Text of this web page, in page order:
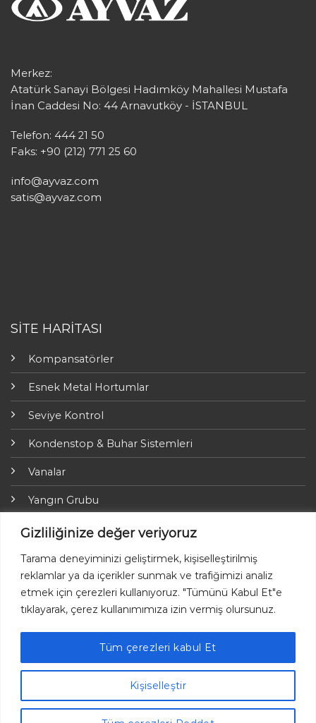
Gizliliğinize değer veriyoruz
Tarama deneyiminizi geliştirmek, kişiselleştirilmiş
reklamlar ya da içerikler sunmak ve trafiğimizi analiz
etmek için çerezleri kullanıyoruz. "Tümünü Kabul Et"e
tıklayarak, çerez kullanımımıza izin vermiş olursunuz.
Kişiselleştir
Tüm çerezleri kabul Et
Merkez:
Atatürk Sanayi Bölgesi Hadımköy Mahallesi Mustafa
İnan Caddesi No: 44 Arnavutköy - İSTANBUL
Telefon: 444 21 50
Faks: +90 (212) 771 25 60
info@ayvaz.com
satis@ayvaz.com
SİTE HARİTASI
Kompansatörler
Esnek Metal Hortumlar
Seviye Kontrol
Kondenstop & Buhar Sistemleri
Vanalar
Yangın Grubu
ARI-Armaturen
Yalıtım Grubu
Online Ödemeler
Ayvaz © 2026 Her hakkı saklıdır.